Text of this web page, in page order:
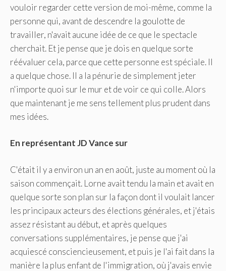
vouloir regarder cette version de moi-même, comme la
personne qui, avant de descendre la goulotte de
travailler, n'avait aucune idée de ce que le spectacle
cherchait. Et je pense que je dois en quelque sorte
réévaluer cela, parce que cette personne est spéciale. Il
a quelque chose. Il a la pénurie de simplement jeter
n'importe quoi sur le mur et de voir ce qui colle. Alors
que maintenant je me sens tellement plus prudent dans
mes idées.
En représentantJD Vance sur
C'était il y a environ un an en août, juste au moment où la
saison commençait. Lorne avait tendu la main et avait en
quelque sorte son plan sur la façon dont il voulait lancer
les principaux acteurs des élections générales, et j'étais
assez résistant au début, et après quelques
conversations supplémentaires, je pense que j'ai
acquiescé consciencieusement, et puis je l'ai fait dans la
manière la plus enfant de l'immigration, où j'avais envie